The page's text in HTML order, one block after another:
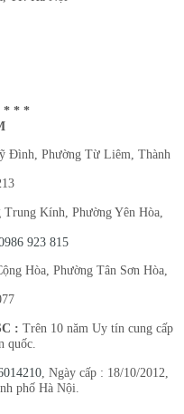
* * *
Đình, Phường Từ Liêm, Thành
Trung Kính, Phường Yên Hòa,
923 815
Hòa, Phường Tân Sơn Hòa,
: Trên 10 năm Uy tín cung cấp
quốc.
, Ngày cấp : 18/10/2012,
phố Hà Nội.